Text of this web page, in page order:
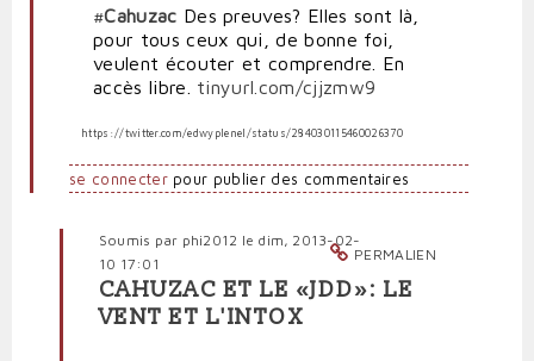
#Cahuzac Des preuves? Elles sont là,
pour tous ceux qui, de bonne foi,
veulent écouter et comprendre. En
accès libre. tinyurl.com/cjjzmw9
https://twitter.com/edwyplenel/status/284030115460026370
se connecterpour publier des commentaires
PERMALIEN
Soumis par phi2012 le dim, 2013-02-
10 17:01
En
réponse
CAHUZAC ET LE «JDD»: LE
VENT ET L'INTOX